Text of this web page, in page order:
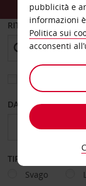
RITIRO DA
Scegli una
DAL GIORNO
TIPOLOGIA DI
Svago
pubblicità e
informazioni
Politica sui
acconsenti